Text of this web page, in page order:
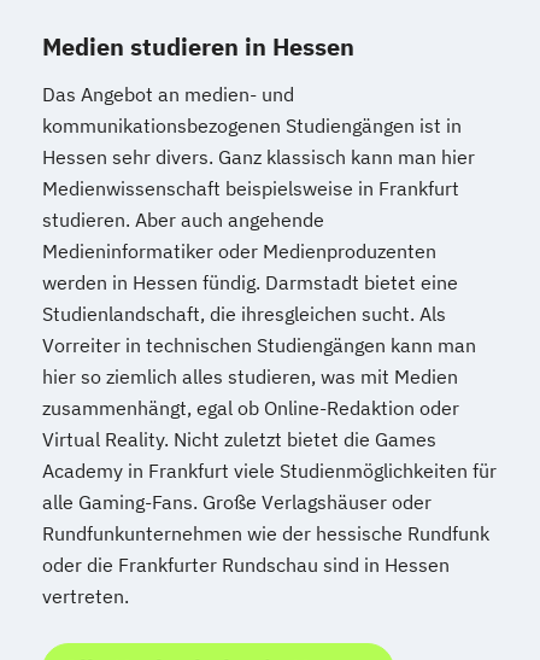
Medien studieren in Hessen
Das Angebot an medien- und
kommunikationsbezogenen Studiengängen ist in
Hessen sehr divers. Ganz klassisch kann man hier
Medienwissenschaft beispielsweise in Frankfurt
studieren. Aber auch angehende
Medieninformatiker oder Medienproduzenten
werden in Hessen fündig. Darmstadt bietet eine
Studienlandschaft, die ihresgleichen sucht. Als
Vorreiter in technischen Studiengängen kann man
hier so ziemlich alles studieren, was mit Medien
zusammenhängt, egal ob Online-Redaktion oder
Virtual Reality. Nicht zuletzt bietet die Games
Academy in Frankfurt viele Studienmöglichkeiten für
alle Gaming-Fans. Große Verlagshäuser oder
Rundfunkunternehmen wie der hessische Rundfunk
oder die Frankfurter Rundschau sind in Hessen
vertreten.